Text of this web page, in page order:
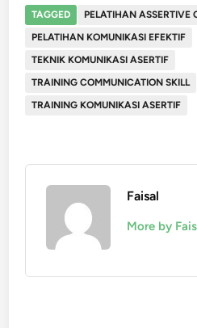
TAGGED
PELATIHAN ASSERTIVE
PELATIHAN KOMUNIKASI EFEKTIF
TEKNIK KOMUNIKASI ASERTIF
TRAINING COMMUNICATION SKILL
TRAINING KOMUNIKASI ASERTIF
Faisal
More by